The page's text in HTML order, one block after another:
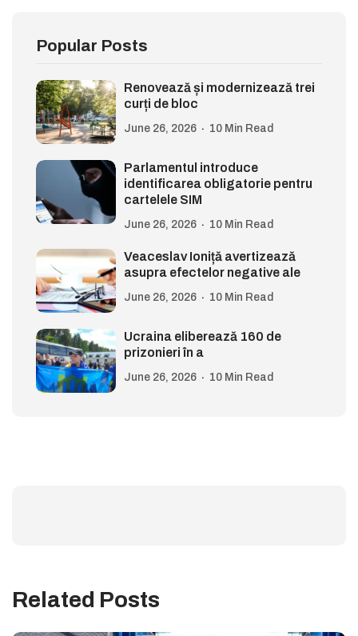
Popular Posts
Renovează și modernizează trei
curți de bloc
June 26, 2026 10 Min Read
Parlamentul introduce
identificarea obligatorie pentru
cartelele SIM
June 26, 2026 10 Min Read
Veaceslav Ioniță avertizează
asupra efectelor negative ale
June 26, 2026 10 Min Read
Ucraina eliberează 160 de
prizonieri în a
June 26, 2026 10 Min Read
Related Posts